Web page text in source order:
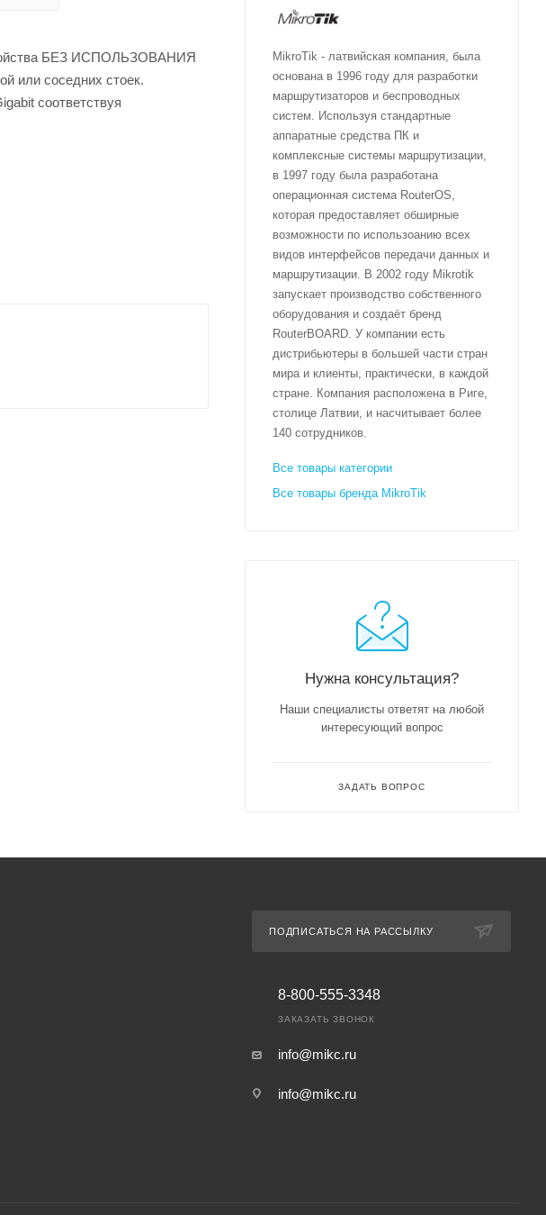
БЕЗ ИСПОЛЬЗОВАНИЯ
или соседних стоек.
соответствуя
MikroTik - латвийская компания, была
основана в 1996 году для разработки
маршрутизаторов и беспроводных
систем. Используя стандартные
аппаратные средства ПК и
комплексные системы маршрутизации,
в 1997 году была разработана
операционная система RouterOS,
которая предоставляет обширные
возможности по использоанию всех
видов интерфейсов передачи данных и
маршрутизации. В 2002 году Mikrotik
запускает производство собственного
оборудования и создаёт бренд
RouterBOARD. У компании есть
дистрибьютеры в большей части стран
мира и клиенты, практически, в каждой
стране. Компания расположена в Риге,
столице Латвии, и насчитывает более
140 сотрудников.
Все товары категории
Все товары бренда MikroTik
Нужна консультация?
Наши специалисты ответят на любой
интересующий вопрос
ЗАДАТЬ ВОПРОС
ПОДПИСАТЬСЯ НА РАССЫЛКУ
8-800-555-3348
ЗАКАЗАТЬ ЗВОНОК
info@mikc.ru
info@mikc.ru